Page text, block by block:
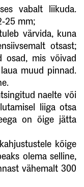
vabalt liikuda.
25 mm;
värvida, kuna
otsast;
osad, mis võivad
muud pinnad.
naelte või
liiga otsa
on õige jätta
kõige
olema selline,
vähemalt 300